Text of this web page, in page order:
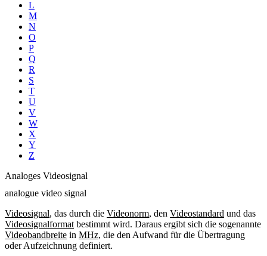
L
M
N
O
P
Q
R
S
T
U
V
W
X
Y
Z
Analoges Videosignal
analogue video signal
Videosignal, das durch die Videonorm, den Videostandard und das
Videosignalformat bestimmt wird. Daraus ergibt sich die sogenannte
Videobandbreite in MHz, die den Aufwand für die Übertragung
oder Aufzeichnung definiert.